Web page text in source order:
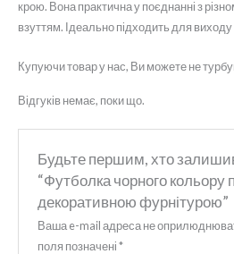
крою. Вона практична у поєднанні з
взуттям. Ідеально підходить для виходу
Купуючи товар у нас, Ви можете не
Відгуків немає, поки що.
Будьте першим, хто залишив
“Футболка чорного кольору
декоративною фурнітурою”
Ваша e-mail адреса не
поля позначені*